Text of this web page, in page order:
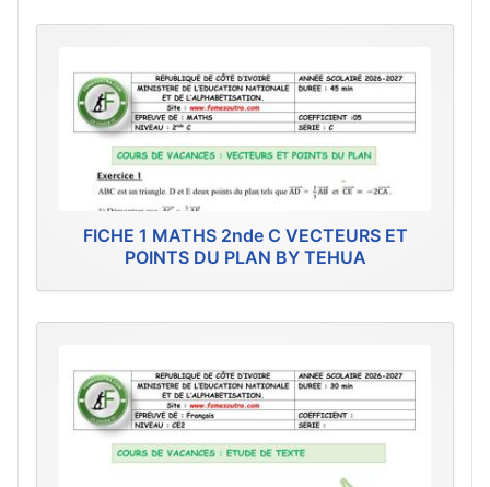
FICHE 1 MATHS 2nde C VECTEURS ET
POINTS DU PLAN BY TEHUA